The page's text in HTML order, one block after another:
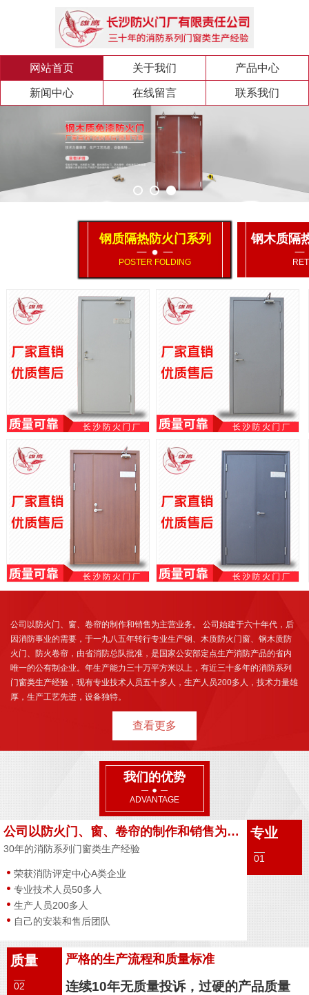
网站首页 关于我们 产品中心
新闻中心 在线留言 联系我们
钢质隔热防火门系列
POSTER FOLDING
钢木质隔
公司以防火门、窗、卷帘的制作和销售为主营业务。 公司始建于六十年代，后
因消防事业的需要，于一九八五年转行专业生产钢、木质防火门窗、钢木质防
火门、防火卷帘，由省消防总队批准，是国家公安部定点生产消防产品的省内
唯一的公有制企业。年生产能力三十万平方米以上，有近三十多年的消防系列
门窗类生产经验，现有专业技术人员五十多人，生产人员200多人，技术力量雄
厚，生产工艺先进，设备独特。
查看更多
我们的优势
ADVANTAGE
专业
01
公司以防火门、窗、卷帘的制作和销售为主营业务
30年的消防系列门窗类生产经验
荣获消防评定中心A类企业
专业技术人员50多人
生产人员200多人
自己的安装和售后团队
质量
02
严格的生产流程和质量标准
连续10年无质量投诉，过硬的产品质量